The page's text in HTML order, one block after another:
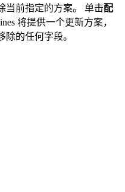
当前指定的方案。 单击配
将提供一个更新方案，
的任何字段。